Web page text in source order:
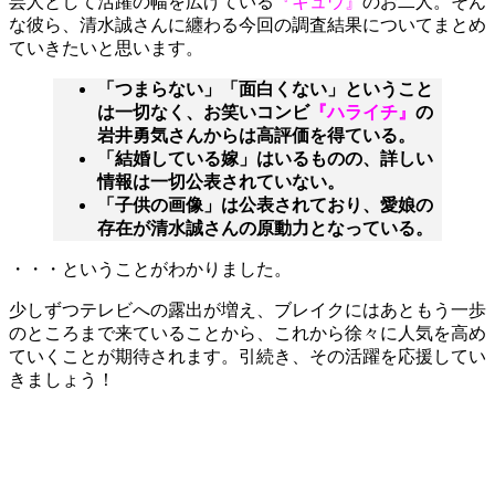
な彼ら、清水誠さんに纏わる今回の調査結果についてまとめ
ていきたいと思います。
「つまらない」「面白くない」ということ
は一切なく、お笑いコンビ『ハライチ』 の
岩井勇気さんからは高評価を得ている。
「結婚している嫁」はいるものの、詳しい
情報は一切公表されていない。
「子供の画像」は公表されており、愛娘の
存在が清水誠さんの原動力となっている。
・・・ということがわかりました。
少しずつテレビへの露出が増え、ブレイクにはあともう一歩
のところまで来ていることから、これから徐々に人気を高め
ていくことが期待されます。引続き、その活躍を応援してい
きましょう！